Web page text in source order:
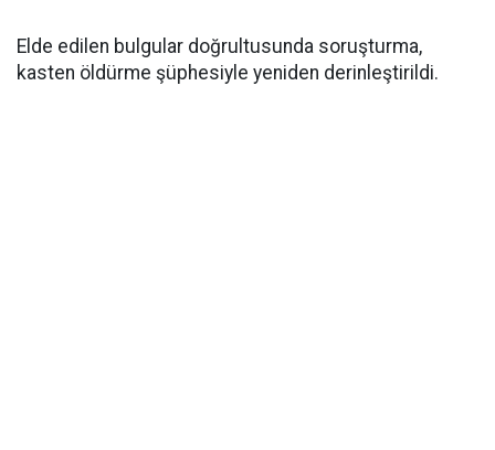
Elde edilen bulgular doğrultusunda soruşturma,
kasten öldürme şüphesiyle yeniden derinleştirildi.